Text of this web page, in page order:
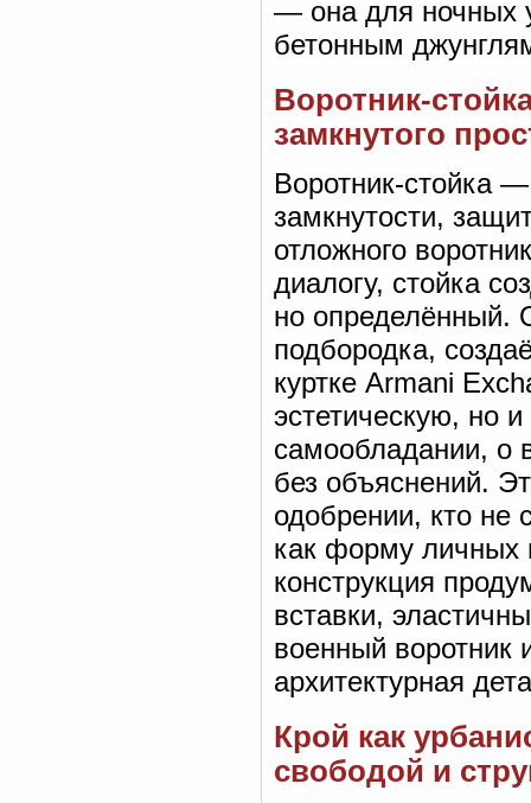
— она для ночных
бетонным
Воротник-
замкнутого
Воротник-стойка
замкнутости,
отложного
диалогу, стойка
но определённый.
подбородка,
куртке Armani
эстетическую, но
самообладании, о
без объяснений.
одобрении, кто не
как форму личных
конструкция
вставки,
военный
архитектурная
Крой как
свободой и